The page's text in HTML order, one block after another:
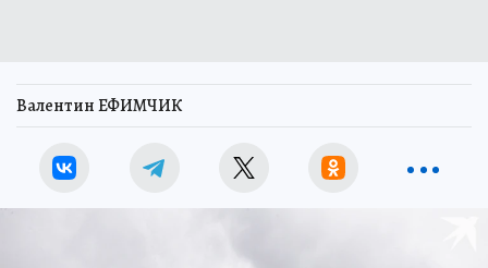
Валентин ЕФИМЧИК